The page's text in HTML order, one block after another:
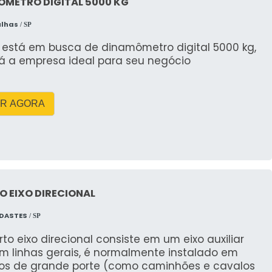
riscos e retrabalhos em instalações
3–10 t, ideal para mudanças, telhados e pequenos
10–20 t, estabilizadores reforçados e lança maior
obras urbanas; guindastes telescópicos para
beams, ganchos giratórios e talhas para
centro de gravidade e raio de trabalho para
/ SP
está em busca de dinamômetro digital 5000 kg,
a empresa ideal para seu negócio
AGORA
EIXO DIRECIONAL
/ SP
eixo direcional consiste em um eixo auxiliar
linhas gerais, é normalmente instalado em
de grande porte (como caminhões e cavalos